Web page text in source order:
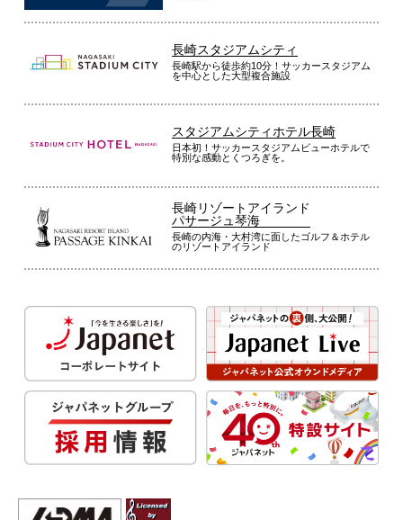
長崎スタジアムシティ
長崎駅から徒歩約10分！サッカースタジアム
を中心とした大型複合施設
スタジアムシティホテル長崎
日本初！サッカースタジアムビューホテルで
特別な感動とくつろぎを。
長崎リゾートアイランド
パサージュ琴海
長崎の内海・大村湾に面したゴルフ＆ホテル
のリゾートアイランド